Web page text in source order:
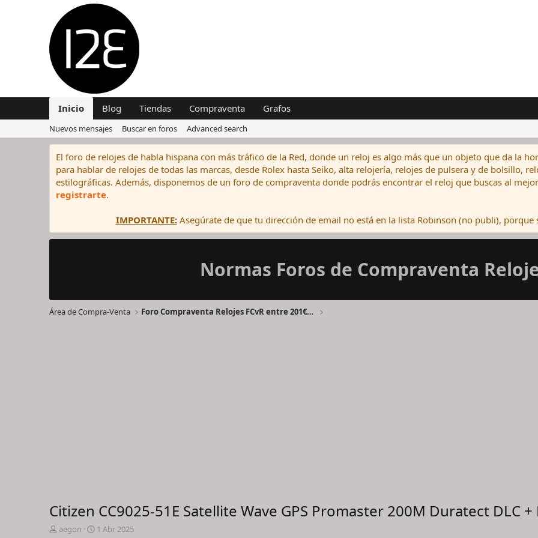
Inicio Blog Tiendas Compraventa Grafos
Nuevos mensajes Buscar en foros Advanced search
El foro de relojes de habla hispana con más tráfico de la Red, donde un reloj es algo más que un objeto que da la
para hablar de relojes de todas las marcas, desde Rolex hasta Seiko, alta relojería, relojes de pulsera y de bolsillo,
estilográficas. Además, disponemos de un foro de compraventa donde podrás encontrar el reloj que buscas al
registrarte.
IMPORTANTE:Asegúrate de que tu dirección de email no está en la lista Robinson (no publi), porque
Normas Foros de Compraventa
Área de Compra-Venta Foro Compraventa Relojes FCvR entre 201€ y 1000€
Citizen CC9025-51E Satellite Wave GPS Promaster 200M Duratect DLC +
Iaegon
F1 Abr 2025